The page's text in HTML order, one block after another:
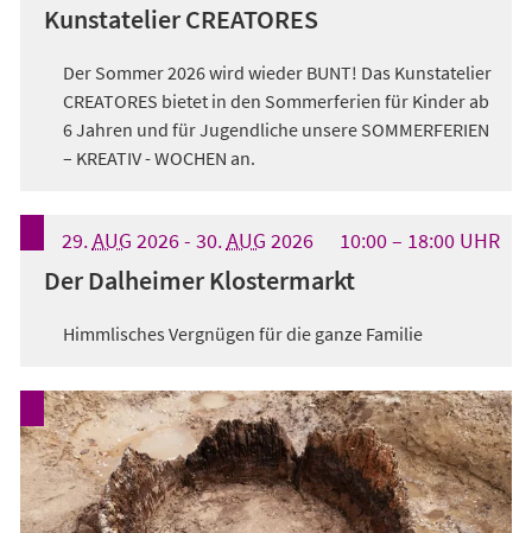
Kunstatelier CREATORES
Der Sommer 2026 wird wieder BUNT! Das Kunstatelier
CREATORES bietet in den Sommerferien für Kinder ab
6 Jahren und für Jugendliche unsere SOMMERFERIEN
– KREATIV - WOCHEN an.
29.AUG 2026- 30.AUG 2026 10:00 18:00UHR
Der Dalheimer Klostermarkt
Himmlisches Vergnügen für die ganze Familie